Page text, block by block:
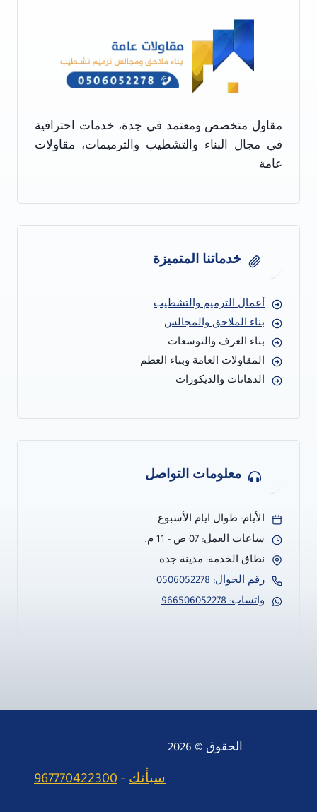
مقاول متخصص ومعتمد في جدة، خدمات احترافية
في مجال البناء والتشطيب والترميمات، مقاولات
عامة
خدماتنا المتميزة
أعمال الترميم والتشطيب
بناء الملاحق والمجالس
بناء الغرف والتوسعات
المقاولات العامة وبناء العظم
الدهانات والديكورات
معلومات التواصل
الأيام: طوال ايام الأسبوع.
ساعات العمل: 07 ص - 11 م.
نطاق الخدمة: مدينة جدة.
رقم الجوال: 0506052278
واتساب: 966506052278
الحقوق © 2026
سبأتك -
967770422300